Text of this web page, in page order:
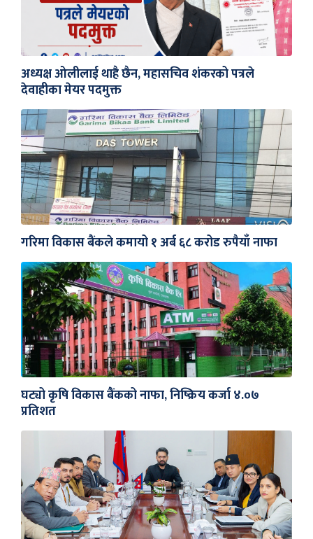
अध्यक्ष ओलीलाई थाहै छैन, महासचिव शंकरको पत्रले
देवाहीका मेयर पदमुक्त
गरिमा विकास बैंकले कमायो १ अर्ब ६८ करोड रुपैयाँ नाफा
घट्यो कृषि विकास बैंकको नाफा, निष्क्रिय कर्जा ४.०७
प्रतिशत